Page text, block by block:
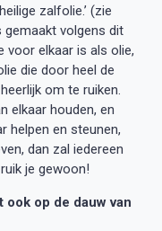
zalfolie.’ (zie
gemaakt volgens dit
voor elkaar is als olie,
die door heel de
om te ruiken.
elkaar houden, en
helpen en steunen,
dan zal iedereen
je gewoon!
ook op de dauw van